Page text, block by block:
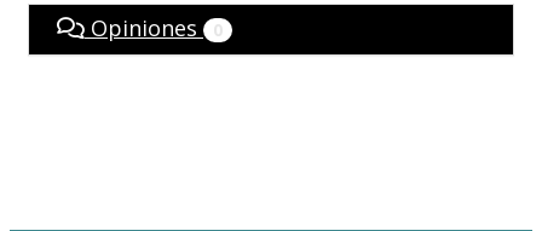
Opiniones 0